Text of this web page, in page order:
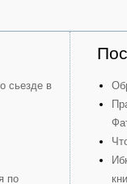
сьезде в
по